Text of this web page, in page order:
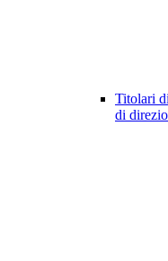
Titolari
di